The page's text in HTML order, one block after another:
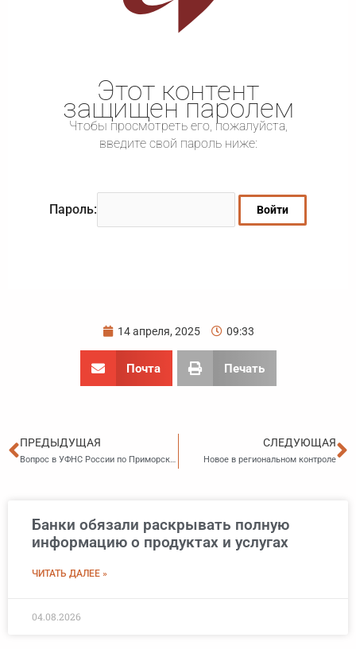
Этот контент
защищен паролем
Чтобы просмотреть его, пожалуйста,
введите свой пароль ниже:
Пароль:
14 апреля, 2025 09:33
Почта Печать
Пред
ПРЕДЫДУЩАЯ
Вопрос в УФНС России по Приморскому краю…(14.04.2025)
СЛЕДУЮЩАЯ
Новое в региональном контроле
Банки обязали раскрывать полную
информацию о продуктах и услугах
ЧИТАТЬ ДАЛЕЕ »
04.08.2026